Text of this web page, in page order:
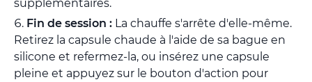
supplémentaires.
Fin de session : La chauffe s'arrête d'elle-même.
Retirez la capsule chaude à l'aide de sa bague en
silicone et refermez-la, ou insérez une capsule
pleine et appuyez sur le bouton d'action pour